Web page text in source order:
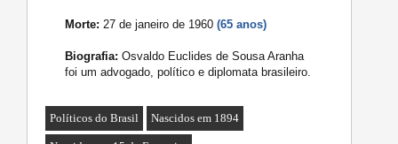
Morte: 27 de janeiro de 1960(65 anos)
Biografia: Osvaldo Euclides de Sousa Aranha
foi um advogado, político e diplomata brasileiro.
Políticos do Brasil Nascidos em 1894